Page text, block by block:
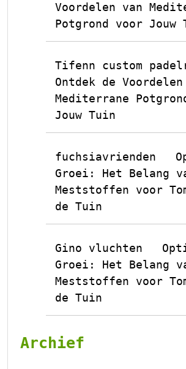
Voordelen van
Potgrond voor Jouw
Tifenn custom
Ontdek de
Mediterrane
Jouw Tuin
fuchsiavrienden
Groei: Het Belang
Meststoffen voor
de Tuin
Gino vluchten
Groei: Het Belang
Meststoffen voor
de Tuin
Archief